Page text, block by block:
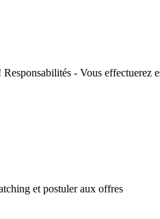
- Vous effectuerez
et postuler aux offres